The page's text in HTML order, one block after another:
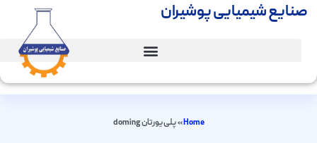
صنایع شیمیایی پوشیران
Home
»پلی یورتان doming